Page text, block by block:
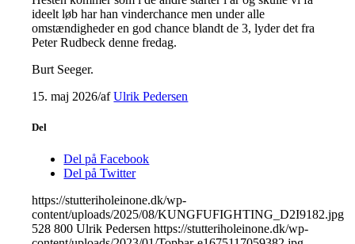
ideelt løb har han vinderchance men under alle
omstændigheder en god chance blandt de 3, lyder det fra
Peter Rudbeck denne fredag.
Burt Seeger.
15. maj 2026/afUlrik Pedersen
Del
Del på Facebook
Del på Twitter
https://stutteriholeinone.dk/wp-
content/uploads/2025/08/KUNGFUFIGHTING_D2I9182.jpg
528 800 Ulrik Pedersen https://stutteriholeinone.dk/wp-